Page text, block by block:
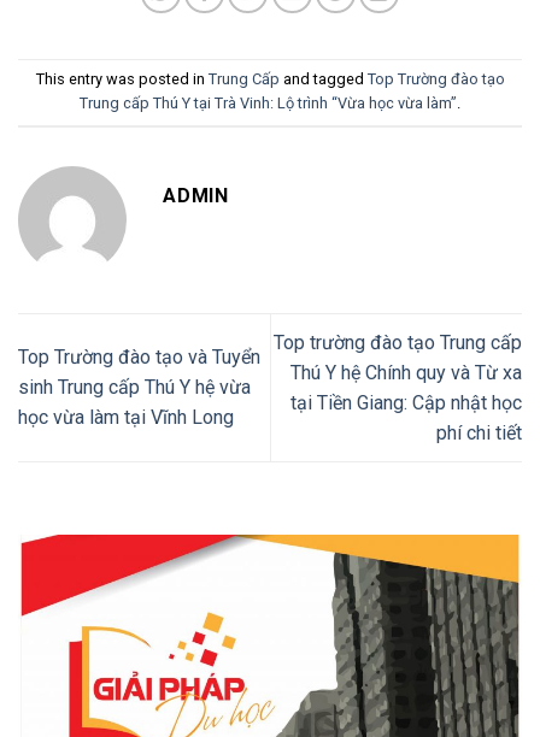
This entry was posted in Trung Cấp and tagged Top Trường đào tạo
Trung cấp Thú Y tại Trà Vinh: Lộ trình “Vừa học vừa làm”
ADMIN
Top Trường đào tạo và Tuyển
sinh Trung cấp Thú Y hệ vừa
học vừa làm tại Vĩnh Long
Top trường đào tạo Trung cấp
Thú Y hệ Chính quy và Từ xa
tại Tiền Giang: Cập nhật học
phí chi tiết